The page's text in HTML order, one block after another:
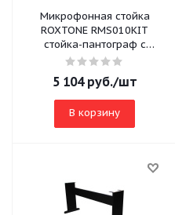
Микрофонная стойка
ROXTONE RMS010KIT
стойка-пантограф с
микрофонным кабелем
5 104руб./шт
В корзину